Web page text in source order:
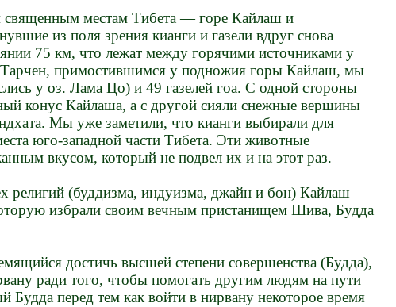
местам Тибета — горе Кайлаш и
из поля зрения кианги и газели вдруг снова
75 км, что лежат между горячими источниками у
примостившимся у подножия горы Кайлаш, мы
у оз. Лама Цо) и 49 газелей гоа. С одной стороны
конус Кайлаша, а с другой сияли снежные вершины
Мы уже заметили, что кианги выбирали для
юго-западной части Тибета. Эти животные
вкусом, который не подвел их и на этот раз.
религий (буддизма, индуизма, джайн и бон) Кайлаш —
избрали своим вечным пристанищем Шива, Будда
достичь высшей степени совершенства (Будда),
ради того, чтобы помогать другим людям на пути
Будда перед тем как войти в нирвану некоторое время